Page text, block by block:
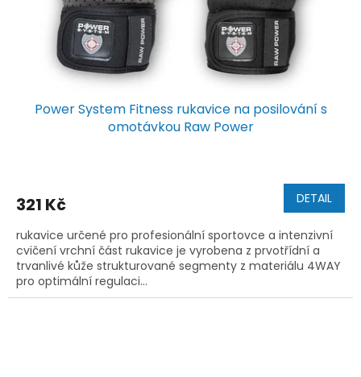
Power System Fitness rukavice na posilování s
omotávkou Raw Power
321 Kč DETAIL
rukavice určené pro profesionální sportovce a intenzivní
cvičení vrchní část rukavice je vyrobena z prvotřídní a
trvanlivé kůže strukturované segmenty z materiálu 4WAY
pro optimální regulaci...